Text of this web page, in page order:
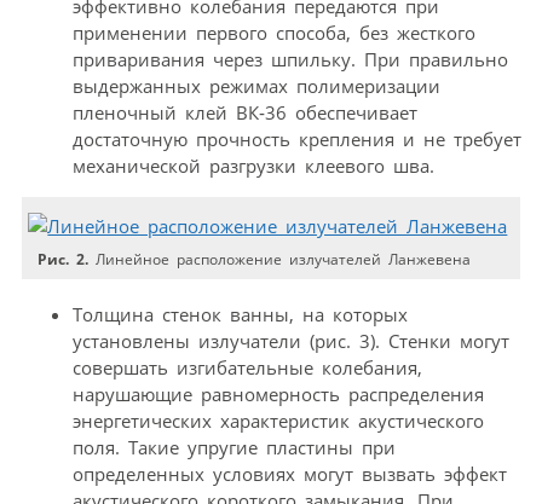
эффективно колебания передаются при
применении первого способа, без жесткого
приваривания через шпильку. При правильно
выдержанных режимах полимеризации
пленочный клей ВК‑36 обеспечивает
достаточную прочность крепления и не требует
механической разгрузки клеевого шва.
Рис. 2. Линейное расположение излучателей Ланжевена
Толщина стенок ванны, на которых
установлены излучатели (рис. 3). Стенки могут
совершать изгибательные колебания,
нарушающие равномерность распределения
энергетических характеристик акустического
поля. Такие упругие пластины при
определенных условиях могут вызвать эффект